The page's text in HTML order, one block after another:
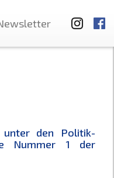
unter den Politik-
Nummer 1 der